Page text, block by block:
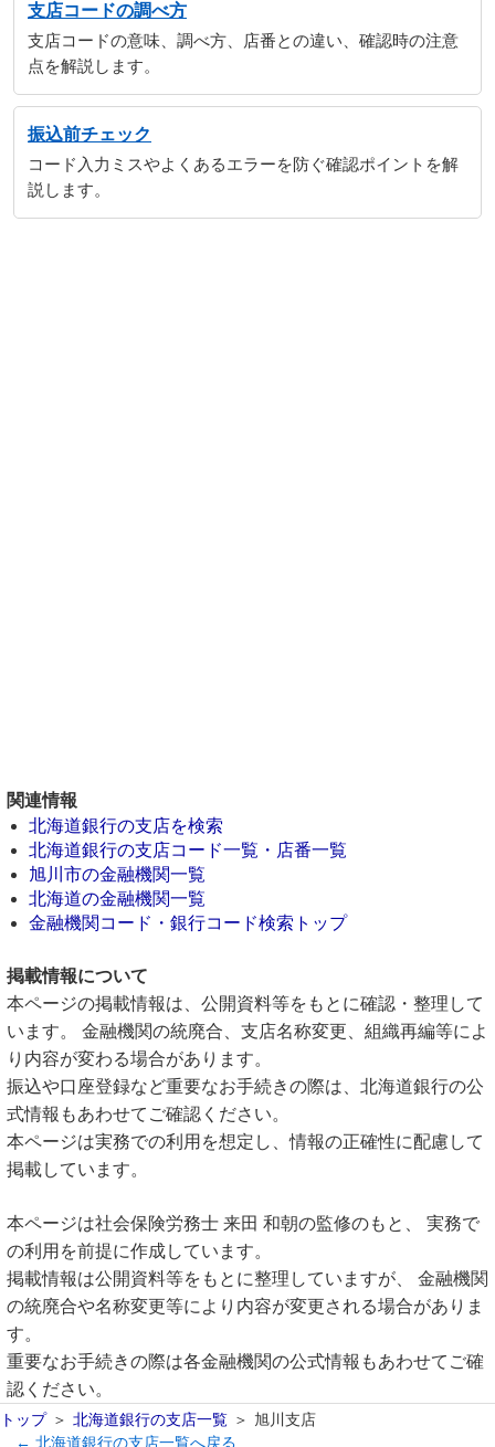
支店コードの調べ方
支店コードの意味、調べ方、店番との違い、確認時の注意
点を解説します。
振込前チェック
コード入力ミスやよくあるエラーを防ぐ確認ポイントを解
説します。
関連情報
北海道銀行の支店を検索
北海道銀行の支店コード一覧・店番一覧
旭川市の金融機関一覧
北海道の金融機関一覧
金融機関コード・銀行コード検索トップ
掲載情報について
本ページの掲載情報は、公開資料等をもとに確認・整理して
います。 金融機関の統廃合、支店名称変更、組織再編等によ
り内容が変わる場合があります。
振込や口座登録など重要なお手続きの際は、北海道銀行の公
式情報もあわせてご確認ください。
本ページは実務での利用を想定し、情報の正確性に配慮して
掲載しています。
本ページは社会保険労務士 来田 和朝の監修のもと、 実務で
の利用を前提に作成しています。
掲載情報は公開資料等をもとに整理していますが、 金融機関
の統廃合や名称変更等により内容が変更される場合がありま
す。
重要なお手続きの際は各金融機関の公式情報もあわせてご確
認ください。
トップ 北海道銀行の支店一覧
旭川支店
← 北海道銀行の支店一覧へ戻る